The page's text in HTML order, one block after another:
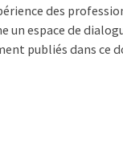
des
un espace de
publiés dans ce